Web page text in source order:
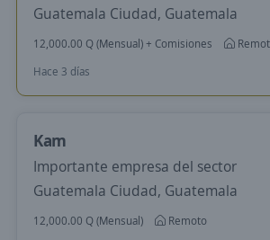
Guatemala Ciudad, Guatemala
12,000.00 Q (Mensual) + Comisiones
Hace 3 días
Kam
Importante empresa del sector
Guatemala Ciudad, Guatemala
12,000.00 Q (Mensual)
Remoto